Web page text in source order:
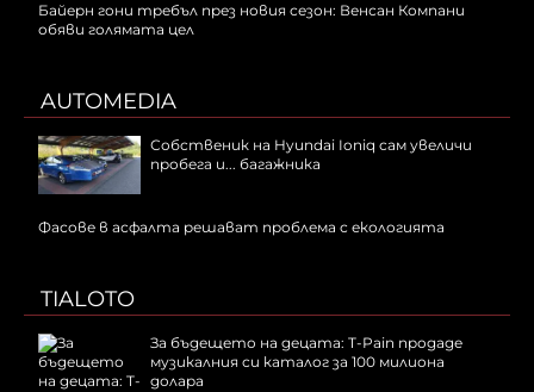
Байерн гони требъл през новия сезон: Венсан Компани
обяви голямата цел
AUTOMEDIA
Собственик на Hyundai Ioniq сам увеличи
пробега и... багажника
Фасове в асфалта решават проблема с екологията
TIALOTO
За бъдещето на децата: T-Pain продаде
музикалния си каталог за 100 милиона
долара